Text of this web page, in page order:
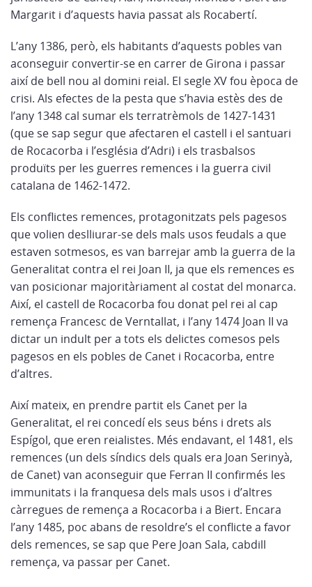
Margarit i d’aquests havia passat als Rocabertí.
L’any 1386, però, els habitants d’aquests pobles van
aconseguir convertir-se en carrer de Girona i passar
així de bell nou al domini reial. El segle XV fou època de
crisi. Als efectes de la pesta que s’havia estès des de
l’any 1348 cal sumar els terratrèmols de 1427-1431
(que se sap segur que afectaren el castell i el santuari
de Rocacorba i l’església d’Adri) i els trasbalsos
produïts per les guerres remences i la guerra civil
catalana de 1462-1472.
Els conflictes remen­ces, protagonitzats pels pagesos
que volien deslliurar-se dels mals usos feudals a que
estaven sotmesos, es van barrejar amb la guerra de la
Generalitat contra el rei Joan II, ja que els remences es
van posicionar majoritàriament al costat del monarca.
Així, el castell de Rocacorba fou donat pel rei al cap
remença Francesc de Verntallat, i l’any 1474 Joan II va
dictar un indult per a tots els delictes comesos pels
pagesos en els pobles de Canet i Rocacorba, entre
d’altres.
Així mateix, en prendre partit els Canet per la
Generalitat, el rei concedí els seus béns i drets als
Espígol, que eren reialistes. Més endavant, el 1481, els
remences (un dels síndics dels quals era Joan Serinyà,
de Canet) van aconseguir que Ferran II confirmés les
immunitats i la franquesa dels mals usos i d’altres
càrregues de remença a Rocacorba i a Biert. Encara
l’any 1485, poc abans de resoldre’s el conflicte a favor
dels remences, se sap que Pere Joan Sala, cabdill
remença, va passar per Canet.